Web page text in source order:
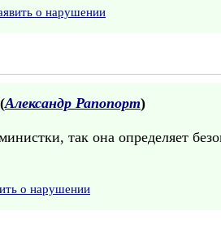
о нарушении
Александр Рапопорт)
так она определяет
о нарушении